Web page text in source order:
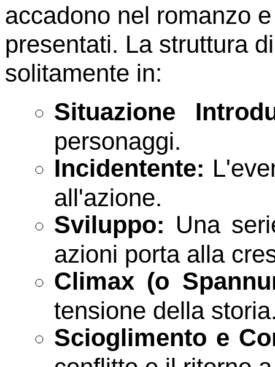
accadono nel romanzo
presentati. La struttura
solitamente in:
Situazione
personaggi.
Incidentente:
all'azione.
Sviluppo: Una
azioni porta alla
Climax (o
tensione della
Scioglimento e